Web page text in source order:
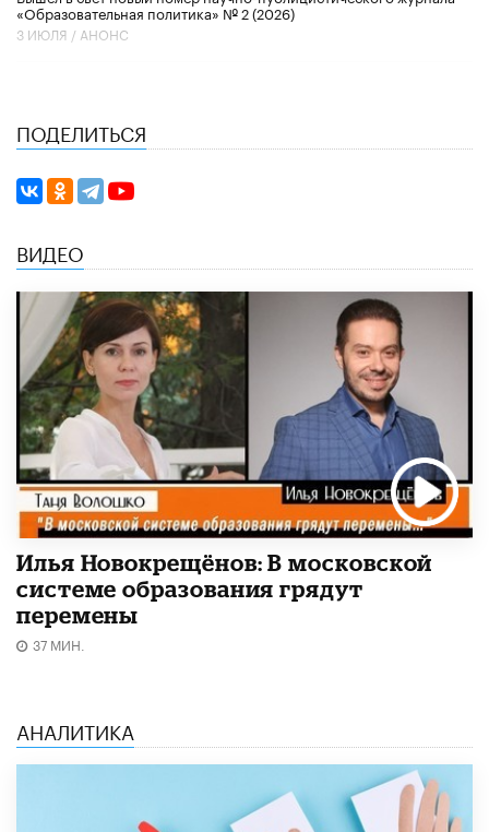
«Образовательная политика» № 2 (2026)
3 ИЮЛЯ / АНОНС
ПОДЕЛИТЬСЯ
ВИДЕО
Илья Новокрещёнов: В московской
системе образования грядут
перемены
37 МИН.
АНАЛИТИКА